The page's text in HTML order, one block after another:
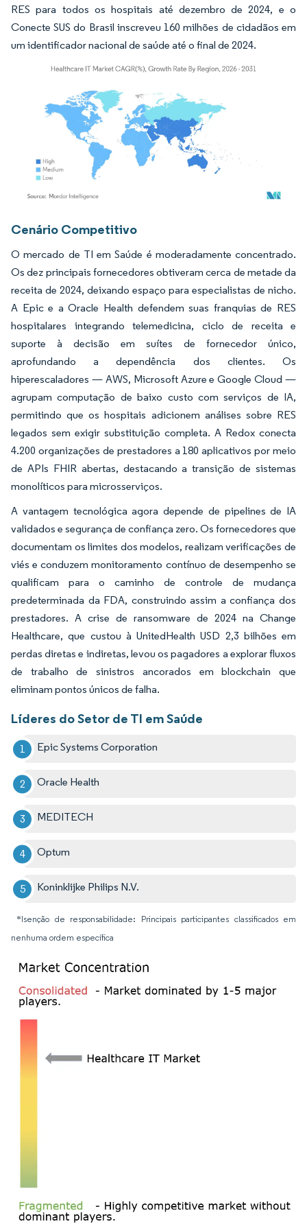
RES para todos os hospitais até dezembro de 2024, e o
Conecte SUS do Brasil inscreveu 160 milhões de cidadãos em
um identificador nacional de saúde até o final de 2024.
Cenário Competitivo
O mercado de TI em Saúde é moderadamente concentrado.
Os dez principais fornecedores obtiveram cerca de metade da
receita de 2024, deixando espaço para especialistas de nicho.
A Epic e a Oracle Health defendem suas franquias de RES
hospitalares integrando telemedicina, ciclo de receita e
suporte à decisão em suítes de fornecedor único,
aprofundando a dependência dos clientes. Os
hiperescaladores — AWS, Microsoft Azure e Google Cloud —
agrupam computação de baixo custo com serviços de IA,
permitindo que os hospitais adicionem análises sobre RES
legados sem exigir substituição completa. A Redox conecta
4.200 organizações de prestadores a 180 aplicativos por meio
de APIs FHIR abertas, destacando a transição de sistemas
monolíticos para microsserviços.
A vantagem tecnológica agora depende de pipelines de IA
validados e segurança de confiança zero. Os fornecedores que
documentam os limites dos modelos, realizam verificações de
viés e conduzem monitoramento contínuo de desempenho se
qualificam para o caminho de controle de mudança
predeterminada da FDA, construindo assim a confiança dos
prestadores. A crise de ransomware de 2024 na Change
Healthcare, que custou à UnitedHealth USD 2,3 bilhões em
perdas diretas e indiretas, levou os pagadores a explorar fluxos
de trabalho de sinistros ancorados em blockchain que
eliminam pontos únicos de falha.
Líderes do Setor de TI em Saúde
Epic Systems Corporation
Oracle Health
MEDITECH
Optum
Koninklijke Philips N.V.
*Isenção de responsabilidade: Principais participantes classificados em
nenhuma ordem específica